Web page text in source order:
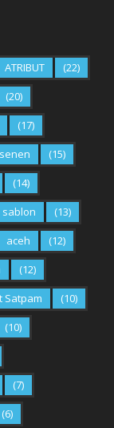
ATRIBUT
(22)
(20)
(17)
(15)
(14)
sablon
(13)
aceh
(12)
(12)
Satpam
(10)
(10)
(7)
(6)